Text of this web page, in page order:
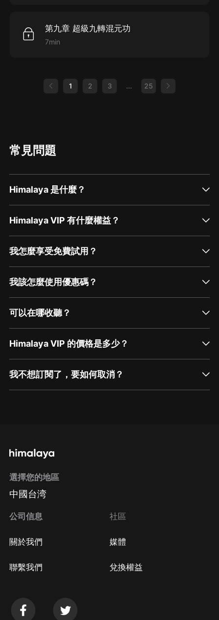
第九章 超級九轉混元功
7min
1 2 3 ... 25
常見問題
Himalaya 是什麼？
Himalaya VIP 有什麼權益？
我怎麼享受免費試用？
我該怎麼使用優惠碼？
可以在哪收聽？
Himalaya VIP 的價格是多少？
我不想訂閱了，要如何取消？
方法 Google Play取消訂閱方法
選擇您的地區
中國台湾
公司信息
關於我們
聯繫我們
社區
媒體
兌換權益